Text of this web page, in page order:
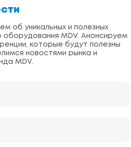
об уникальных и полезных
оборудования MDV. Анонсируем
которые будут полезны
новостями рынка и
MDV.